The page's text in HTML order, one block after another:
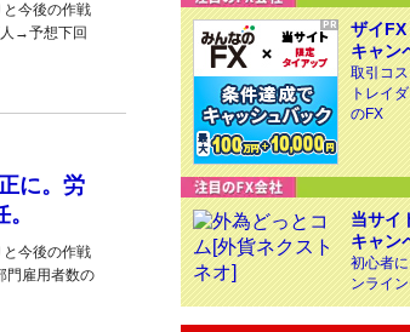
今後の作戦
→予想下回
に。労
今後の作戦
門雇用者数の
ザイFX
キャン
取引コ
トレイ
のFX
当サイ
キャン
初心者
ンライ